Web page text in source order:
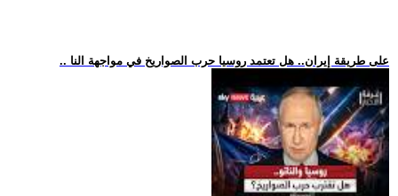
.. على طريقة إيران.. هل تعتمد روسيا حرب الصواريخ في مواجهة النا